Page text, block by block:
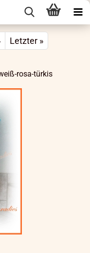
Letzter »
rosa-türkis